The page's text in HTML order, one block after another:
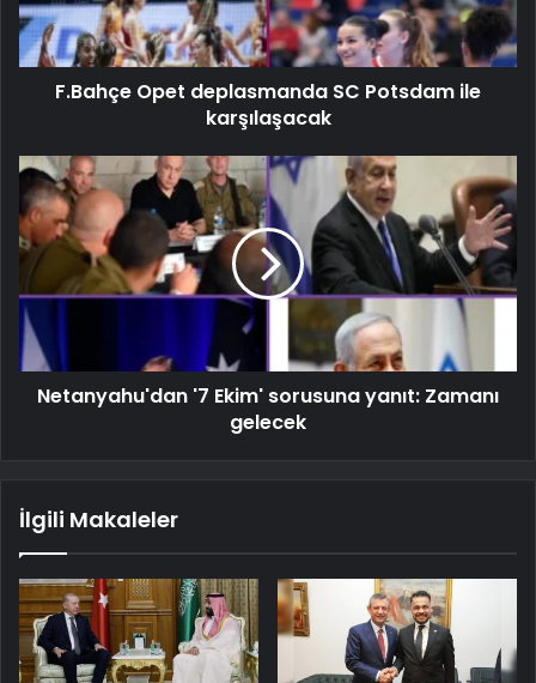
F.Bahçe Opet deplasmanda SC Potsdam ile
karşılaşacak
Netanyahu'dan '7 Ekim' sorusuna yanıt: Zamanı
gelecek
İlgili Makaleler